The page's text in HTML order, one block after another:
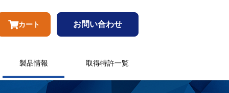
カート お問い合わせ
製品情報 取得特許一覧